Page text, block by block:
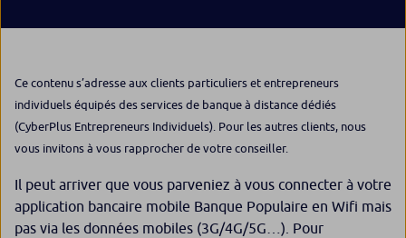
Ce contenu s’adresse aux clients particuliers et entrepreneurs
individuels équipés des services de banque à distance dédiés
(CyberPlus Entrepreneurs Individuels). Pour les autres clients, nous
vous invitons à vous rapprocher de votre conseiller.
Il peut arriver que vous parveniez à vous connecter à votre
application bancaire mobile Banque Populaire en Wifi mais
pas via les données mobiles (3G/4G/5G…). Pour